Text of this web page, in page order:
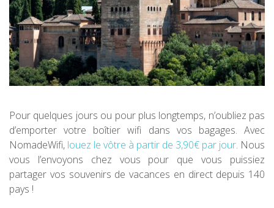
Pour quelques jours ou pour plus longtemps, n’oubliez pas
d’emporter votre boîtier wifi dans vos bagages. Avec
NomadeWifi, louez le vôtre à partir de 3,90€ par jour. Nous
vous l’envoyons chez vous pour que vous puissiez
partager vos souvenirs de vacances en direct depuis 140
pays !